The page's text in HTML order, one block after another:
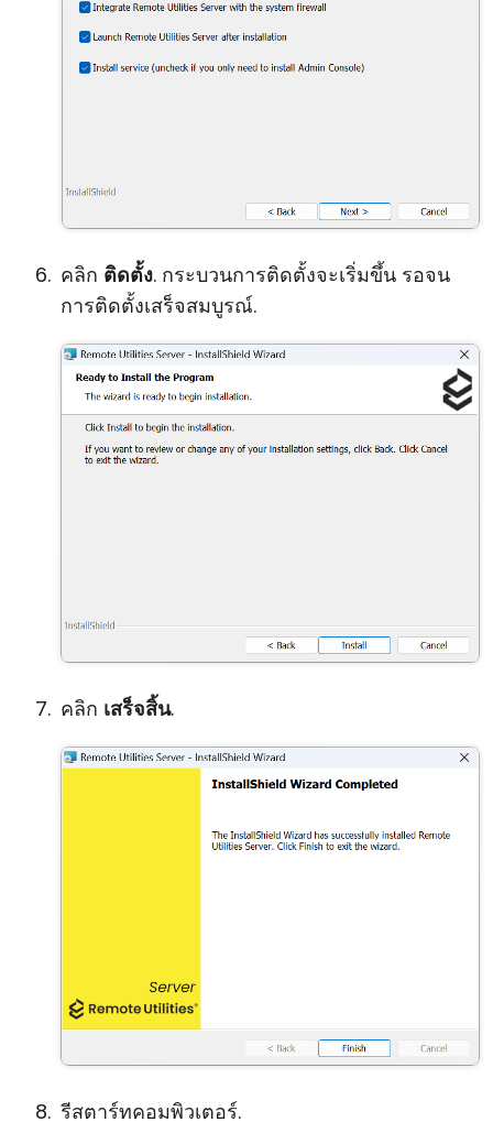
คลิก ติดตั้ง. กระบวนการติดตั้งจะเริ่มขึ้น รอจน
การติดตั้งเสร็จสมบูรณ์.
คลิก เสร็จสิ้น.
รีสตาร์ทคอมพิวเตอร์.